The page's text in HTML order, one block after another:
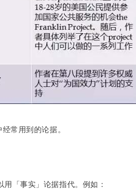
常用到的论据。
用「事实」论据指代。例如：